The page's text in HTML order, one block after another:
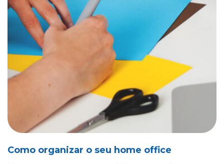
Como organizar o seu home office